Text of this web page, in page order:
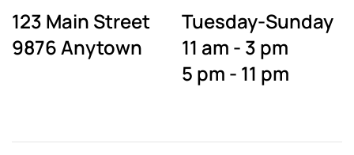
123 Main Street
9876 Anytown
Tuesday-Sunday
11 am - 3 pm
5 pm - 11 pm